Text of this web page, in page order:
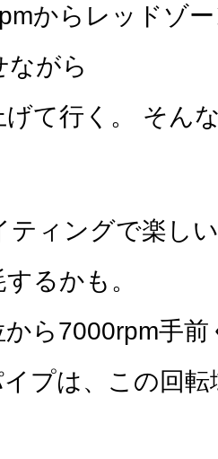
からレッドゾ
ながら
て行く。 そん
ティングで楽し
るかも。
ら7000rpm手
プは、この回